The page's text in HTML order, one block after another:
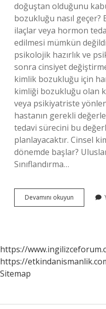
doğuştan olduğunu
bozukluğu nasıl
ilaçlar veya hormon
edilmesi mümkün
psikolojik hazırlık ve
sonra cinsiyet
kimlik bozukluğu için
kimliği bozukluğu olan
veya psikiyatriste
hastanın gerekli
tedavi sürecini bu
planlayacaktır. Cinsel
dönemde başlar?
Sınıflandırma…
Devamını okuyun
Kimlik
https://
https://
Sitemap